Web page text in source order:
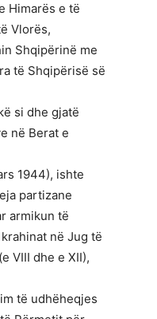
Himarës e të
Vlorës,
Shqipërinë me
të Shqipërisë së
si dhe gjatë
në Berat e
1944), ishte
partizane
armikun të
në Jug të
VIII dhe e XII),
të udhëheqjes